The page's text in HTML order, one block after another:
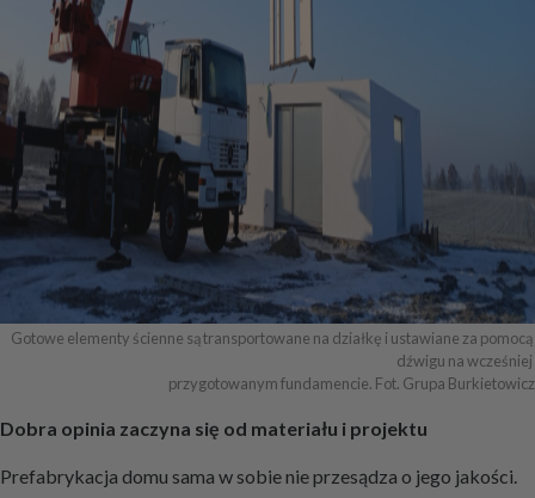
Gotowe elementy ścienne są transportowane na działkę i ustawiane za pomocą
dźwigu na wcześniej
przygotowanym fundamencie. Fot. Grupa Burkietowicz
Dobra opinia zaczyna się od materiału i projektu
Prefabrykacja domu sama w sobie nie przesądza o jego jakości.